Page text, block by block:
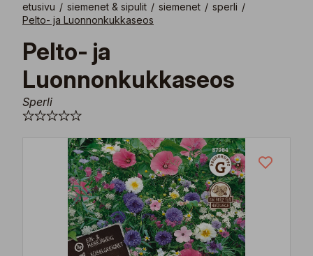
etusivu / siemenet & sipulit / siemenet / sperli /
Pelto- ja Luonnonkukkaseos
Pelto- ja
Luonnonkukkaseos
Sperli